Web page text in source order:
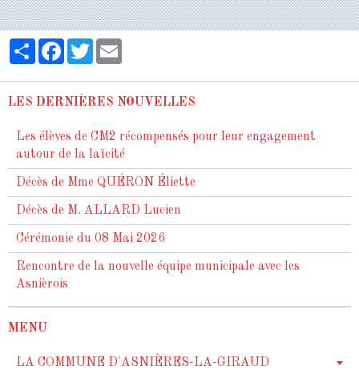
PartagerFacebook
Twitter
LES DERNIÈRES NOUVELLES
Les élèves de CM2 récompensés pour leur engagement
autour de la laïcité
Décès de Mme QUÉRON Éliette
Décès de M. ALLARD Lucien
Cérémonie du 08 Mai 2026
Rencontre de la nouvelle équipe municipale avec les
Asnièrois
MENU
LA COMMUNE D'ASNIÈRES-LA-GIRAUD